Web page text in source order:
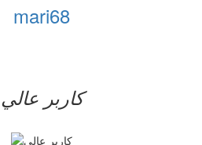
mari68
کاربر عالي